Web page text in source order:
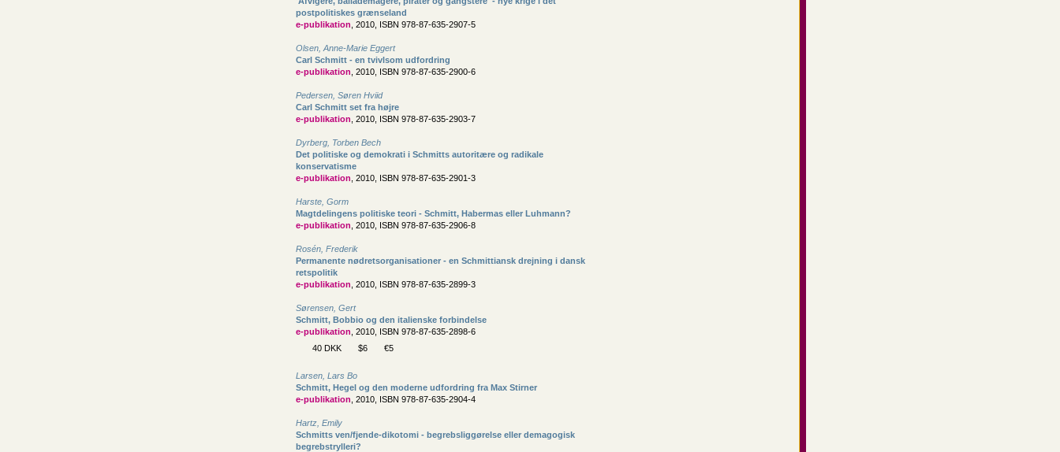
postpolitiskes grænseland
e-publikation , 2010, ISBN 978-87-635-2907-5
Olsen, Anne-Marie Eggert
Carl Schmitt - en tvivlsom udfordring
e-publikation , 2010, ISBN 978-87-635-2900-6
Pedersen, Søren Hviid
Carl Schmitt set fra højre
e-publikation , 2010, ISBN 978-87-635-2903-7
Dyrberg, Torben Bech
Det politiske og demokrati i Schmitts autoritære og radikale
konservatisme
e-publikation , 2010, ISBN 978-87-635-2901-3
Harste, Gorm
Magtdelingens politiske teori - Schmitt, Habermas eller Luhmann?
e-publikation , 2010, ISBN 978-87-635-2906-8
Rosén, Frederik
Permanente nødretsorganisationer - en Schmittiansk drejning i dansk
retspolitik
e-publikation , 2010, ISBN 978-87-635-2899-3
Sørensen, Gert
Schmitt, Bobbio og den italienske forbindelse
e-publikation , 2010, ISBN 978-87-635-2898-6
40 DKK
$6 €5
Larsen, Lars Bo
Schmitt, Hegel og den moderne udfordring fra Max Stirner
e-publikation , 2010, ISBN 978-87-635-2904-4
Hartz, Emily
Schmitts ven/fjende-dikotomi - begrebsliggørelse eller demagogisk
begrebstrylleri?